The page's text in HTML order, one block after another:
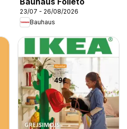
23/07 - 26/08/2026
Bauhaus